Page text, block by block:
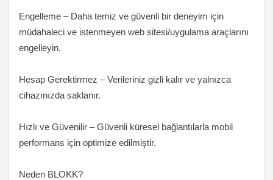
Engelleme – Daha temiz ve güvenli bir deneyim için
müdahaleci ve istenmeyen web sitesi/uygulama araçlarını
engelleyin.
Hesap Gerektirmez – Verileriniz gizli kalır ve yalnızca
cihazınızda saklanır.
Hızlı ve Güvenilir – Güvenli küresel bağlantılarla mobil
performans için optimize edilmiştir.
Neden BLOKK?